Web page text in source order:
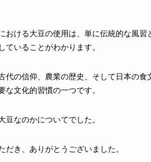
おける大豆の使用は、単に伝統的な風
ていることがわかります。
代の信仰、農業の歴史、そして日本の
な文化的習慣の一つです。
豆なのかについてでした。
だき、ありがとうございました。